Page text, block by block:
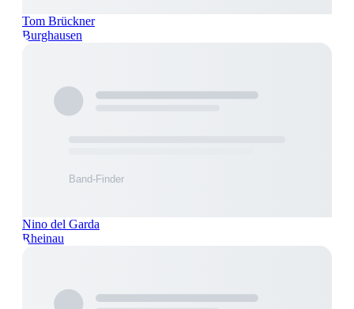
Tom Brückner
Burghausen
Nino del Garda
Rheinau